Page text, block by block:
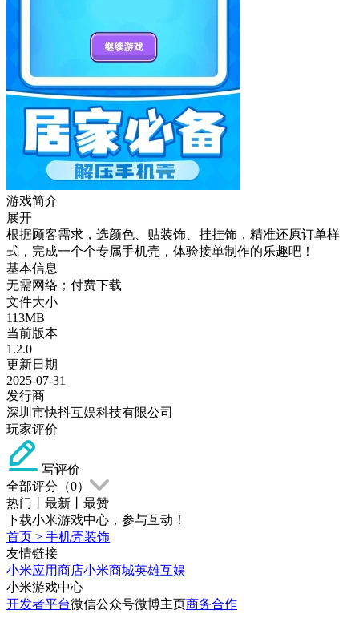
游戏简介
展开
根据顾客需求，选颜色、贴装饰、挂挂饰，精准还原订单样
式，完成一个个专属手机壳，体验接单制作的乐趣吧！
基本信息
无需网络；付费下载
文件大小
113MB
当前版本
1.2.0
更新日期
2025-07-31
发行商
深圳市快抖互娱科技有限公司
玩家评价
写评价
全部评分（0）
热门
最新
最赞
下载小米游戏中心，参与互动！
首页 > 手机壳装饰
友情链接
小米应用商店小米商城英雄互娱
小米游戏中心
开发者平台微信公众号微博主页商务合作